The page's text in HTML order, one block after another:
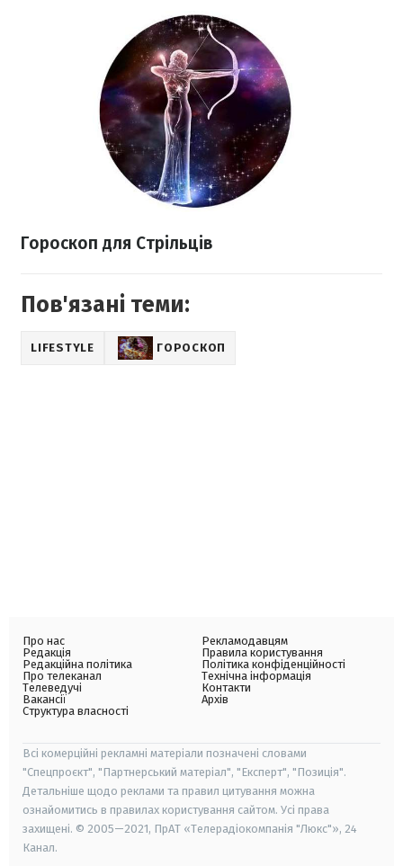
Гороскоп для Стрільців
Пов'язані теми:
LIFESTYLE ГОРОСКОП
Про нас
Редакція
Редакційна політика
Про телеканал
Телеведучі
Вакансії
Структура власності
Рекламодавцям
Правила користування
Політика конфіденційності
Технічна інформація
Контакти
Архів
Всі комерційні рекламні матеріали позначені словами
"Спецпроєкт", "Партнерський матеріал", "Експерт", "Позиція".
Детальніше щодо реклами та правил цитування можна
ознайомитись в правилах користування сайтом. Усі права
захищені. © 2005—2021, ПрАТ «Телерадіокомпанія "Люкс"», 24
Канал.